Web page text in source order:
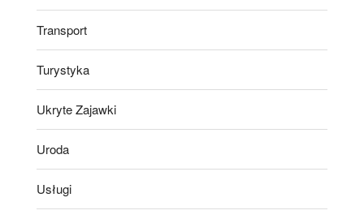
Transport
Turystyka
Ukryte Zajawki
Uroda
Usługi